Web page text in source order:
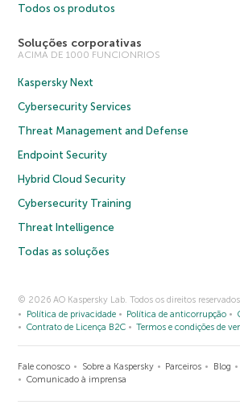
Todos os produtos
Soluções corporativas
ACIMA DE 1000 FUNCIONRIOS
Kaspersky Next
Cybersecurity Services
Threat Management and Defense
Endpoint Security
Hybrid Cloud Security
Cybersecurity Training
Threat Intelligence
Todas as soluções
© 2026 AO Kaspersky Lab. Todos os direitos
Política de privacidade
Política de anticorrupção
Contrato de Licença B2C
Termos e condições de
Fale conosco Sobre a Kaspersky Parceiros Blog
Comunicado à imprensa